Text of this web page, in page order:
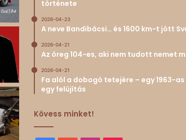
története
2026-04-23
A neve Bandibácsi… és 1600 km-t jött
2026-04-21
Az öreg 104-es, aki nem tudott nemet
2026-04-21
Fa alól a dobogó tetejére – egy 1963-
egy felújítás
Kövess minket!